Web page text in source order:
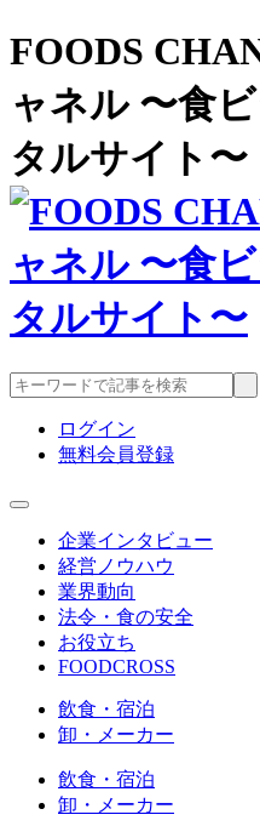
FOODS
ャネル 〜食
タルサイト〜
ログイン
無料会員登録
企業インタビュー
経営ノウハウ
業界動向
法令・食の安全
お役立ち
FOODCROSS
飲食・宿泊
卸・メーカー
飲食・宿泊
卸・メーカー